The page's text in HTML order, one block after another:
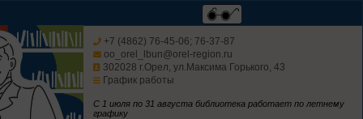
+7 (4862) 76-45-06; 76-37-87
oo_orel_lbun@orel-region.ru
302028 г.Орел, ул.Максима Горького, 43
График работы
С 1 июля по 31 августа библиотека работает по летнему
графику
Мастера кисти:
галерея талантов